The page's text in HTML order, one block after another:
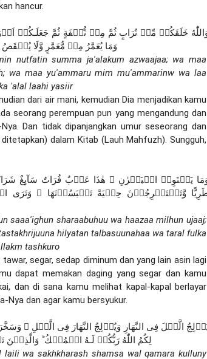
hancur.
وَمَا يُعَمَّرُ مِنۡ مُّعَمَّرٍ وَّلَا
nutfatin summa ja'alakum azwaajaa; wa maa
maa yu'ammaru mim mu'ammarinw wa laa
'alal laahi yasiir
dari air mani, kemudian Dia menjadikan kamu
seorang perempuan pun yang mengandung dan
Dan tidak dipanjangkan umur seseorang dan
dalam Kitab (Lauh Mahfuzh). Sungguh,
saaa'ighun sharaabuhuu wa haazaa milhun ujaaj;
hilyatan talbasuunahaa wa taral fulka
tashkuro
segar, sedap diminum dan yang lain asin lagi
dapat memakan daging yang segar dan kamu
dan di sana kamu melihat kapal-kapal berlayar
Nya dan agar kamu bersyukur.
لِكُمُ اللّٰهُ رَبُّكُمۡ لَـهُ الۡمُلۡكُ
wa sakhkharash shamsa wal qamara kulluny